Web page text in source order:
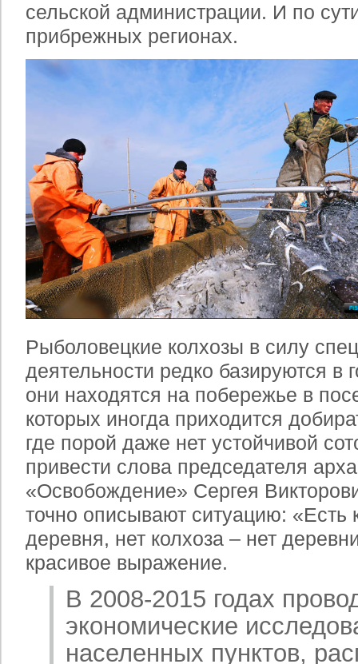
сельской администрации. И по
прибрежных регионах.
Рыболовецкие колхозы в силу
деятельности редко базируются в
они находятся на побережье в
которых иногда приходится
где порой даже нет устойчивой
привести слова председателя
«Освобождение» Сергея
точно описывают ситуацию: «Есть
деревня, нет колхоза – нет
красивое выражение.
В 2008-2015 годах
экономические
населенных пунктов,